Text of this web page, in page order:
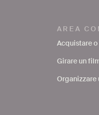
AREA
Acquistare
Girare un
Organizzare